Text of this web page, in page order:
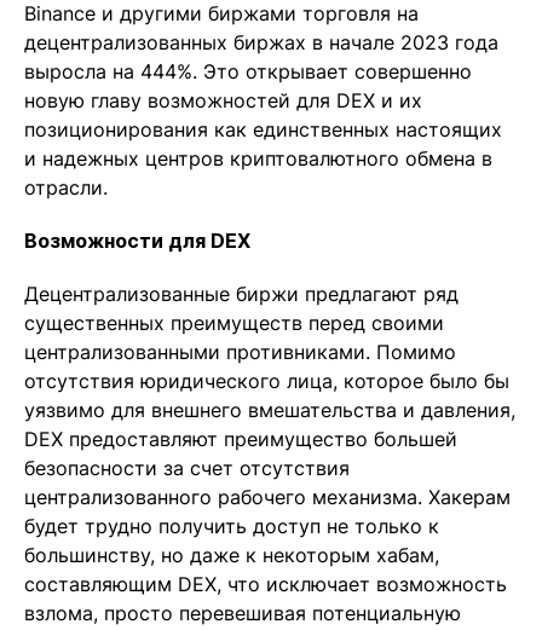
Binance и другими биржами торговля на
децентрализованных биржах в начале 2023 года
выросла на 444%. Это открывает совершенно
новую главу возможностей для DEX и их
позиционирования как единственных настоящих
и надежных центров криптовалютного обмена в
отрасли.
Возможности для DEX
Децентрализованные биржи предлагают ряд
существенных преимуществ перед своими
централизованными противниками. Помимо
отсутствия юридического лица, которое было бы
уязвимо для внешнего вмешательства и давления,
DEX предоставляют преимущество большей
безопасности за счет отсутствия
централизованного рабочего механизма. Хакерам
будет трудно получить доступ не только к
большинству, но даже к некоторым хабам,
составляющим DEX, что исключает возможность
взлома, просто перевешивая потенциальную